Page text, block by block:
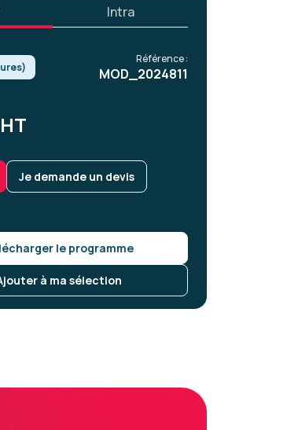
Intra
Référence :
MOD_2024811
HT
Je demande un devis
le programme
à ma sélection